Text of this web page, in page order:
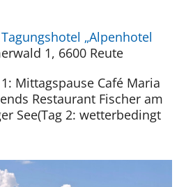
„Alpenhotel
1, 6600 Reute
Mittagspause Café Maria
Restaurant Fischer am
See(Tag 2: wetterbedingt